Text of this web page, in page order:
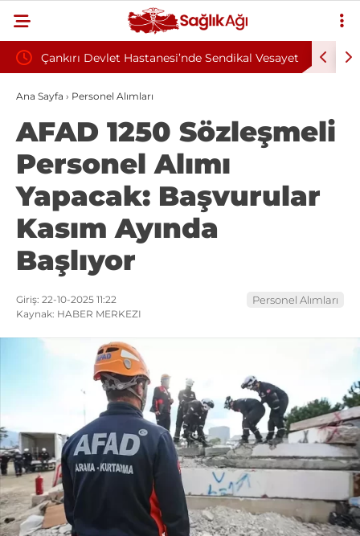
Çankırı Devlet Hastanesi’nde Sendikal Vesayet
İddiası: Maaş Kesme Cezası Talep Edildi
Ana Sayfa › Personel Alımları
AFAD 1250 Sözleşmeli
Personel Alımı
Yapacak: Başvurular
Kasım Ayında
Başlıyor
Giriş: 22-10-2025 11:22
Kaynak: HABER MERKEZI
Personel Alımları